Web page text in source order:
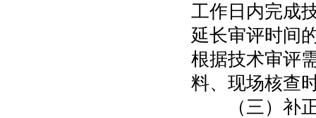
工作日内完成
延长审评时间
根据技术审评
料、现场核查
（三）补正